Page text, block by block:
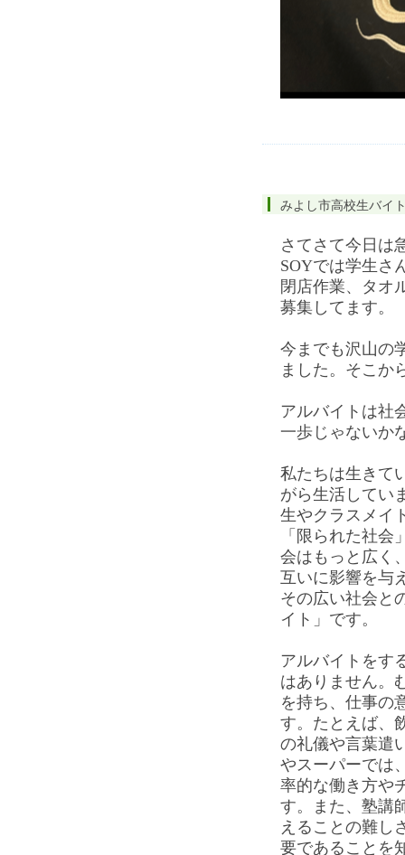
みよし市高校生バイ
さてさて今日は
SOYでは学生さ
閉店作業、タオ
募集してます。
今までも沢山の
ました。そこか
アルバイトは社
一歩じゃないか
私たちは生きて
がら生活してい
生やクラスメイ
「限られた社
会はもっと広く
互いに影響を与
その広い社会と
イト」です。
アルバイトをす
はありません。
を持ち、仕事の
す。たとえば、
の礼儀や言葉遣
やスーパーでは
率的な働き方や
す。また、塾講
えることの難し
要であることを